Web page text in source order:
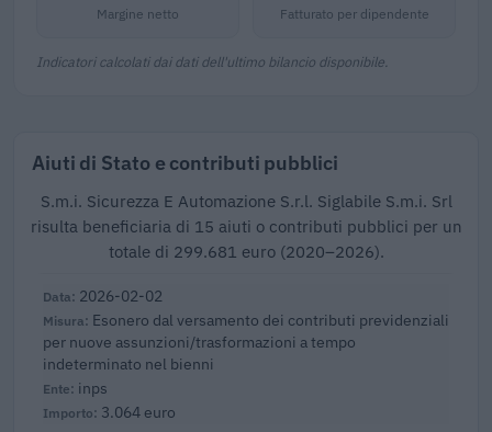
Margine netto Fatturato per dipendente
Indicatori calcolati dai dati dell'ultimo bilancio disponibile.
Aiuti di Stato e contributi pubblici
S.m.i. Sicurezza E Automazione S.r.l. Siglabile S.m.i. Srl
risulta beneficiaria di 15 aiuti o contributi pubblici per un
totale di 299.681 euro (2020–2026).
2026-02-02
Esonero dal versamento dei contributi previdenziali
per nuove assunzioni/trasformazioni a tempo
indeterminato nel bienni
inps
3.064 euro